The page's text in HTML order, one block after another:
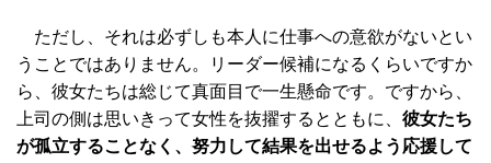
ただし、それは必ずしも本人に仕事への意欲がないとい
うことではありません。リーダー候補になるくらいですか
ら、彼女たちは総じて真面目で一生懸命です。ですから、
上司の側は思いきって女性を抜擢するとともに、 彼女たち
が孤立することなく、努力して結果を出せるよう応援して